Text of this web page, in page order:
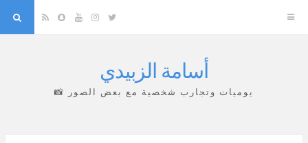
Twitter
Instagram
YouTube
Snapchat
RSS
أسامة الزبيدي
يوميات وتجارب شخصية مع بعض الصور 📸